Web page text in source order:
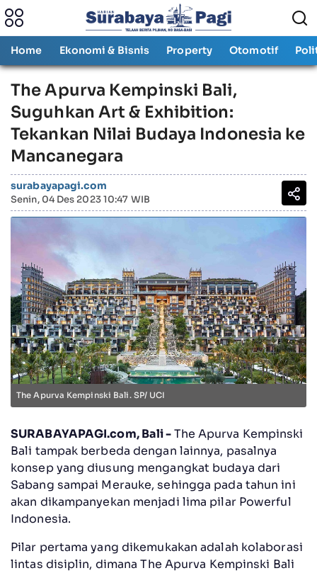
Home Ekonomi & Bisnis Property Otomotif
The Apurva Kempinski Bali,
Suguhkan Art & Exhibition:
Tekankan Nilai Budaya Indonesia ke
Mancanegara
surabayapagi.com
Senin, 04 Des 2023 10:47 WIB
The Apurva Kempinski Bali. SP/ UCI
SURABAYAPAGI.com, Bali -The Apurva Kempinski
Bali tampak berbeda dengan lainnya, pasalnya
konsep yang diusung mengangkat budaya dari
Sabang sampai Merauke, sehingga pada tahun ini
akan dikampanyekan menjadi lima pilar Powerful
Indonesia.
Pilar pertama yang dikemukakan adalah kolaborasi
lintas disiplin, dimana The Apurva Kempinski Bali